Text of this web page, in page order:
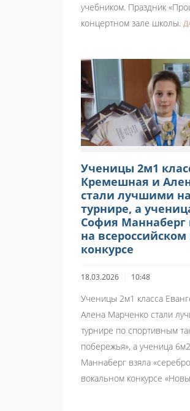
учебником. Праздник
концертном зале школы.
Ученицы 2м1
Кремешная и
стали лучшими
турнире, а
София Маннаберг
на
конкурсе
18.03.2026 10:48
Ученицы 2м1 класса
Алена Марченко стали
турнире по спортивным
побережья», а ученица
Маннаберг взяла
вокальном конкурсе